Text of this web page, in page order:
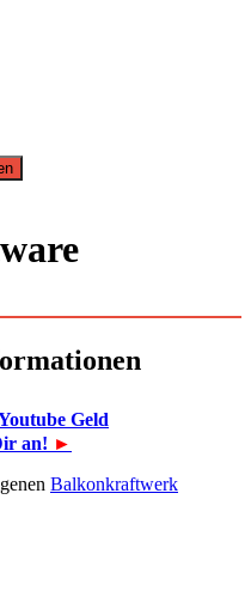
und Tipps
Geld
an! ►
Balkonkraftwerk